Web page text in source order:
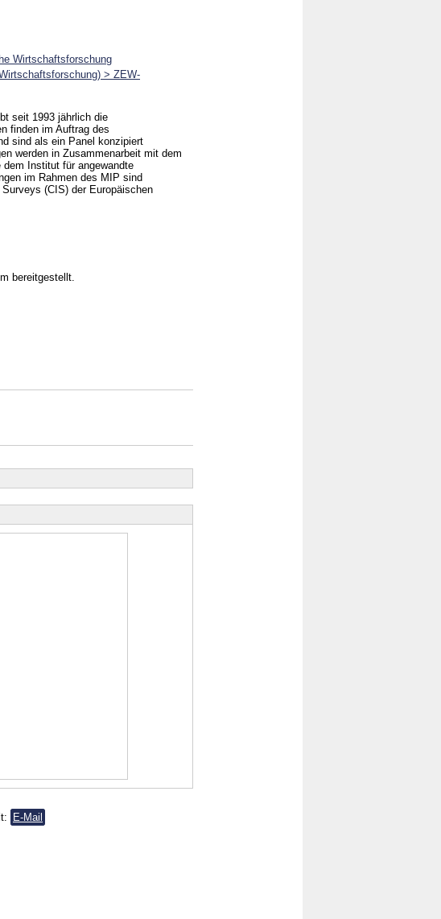
Wirtschaftsforschung
> ZEW-
seit 1993 jährlich die
finden im Auftrag des
sind als ein Panel konzipiert
werden in Zusammenarbeit mit dem
Institut für angewandte
im Rahmen des MIP sind
(CIS) der Europäischen
bereitgestellt.
E-Mail